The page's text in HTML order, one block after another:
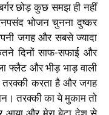
छोड़ कुछ समझ ही नहीं
भोजन चुनना दुष्कर
जगह और सबसे ज्यादा
दिनों साफ-सफाई और
फ्लैट और भीड़ भाड़ वाली
तरक्की करता है और जगह
तरक्की का ये मुकाम तो